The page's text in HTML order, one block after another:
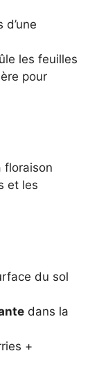
d’une
les feuilles
pour
floraison
et les
du sol
dans la
+